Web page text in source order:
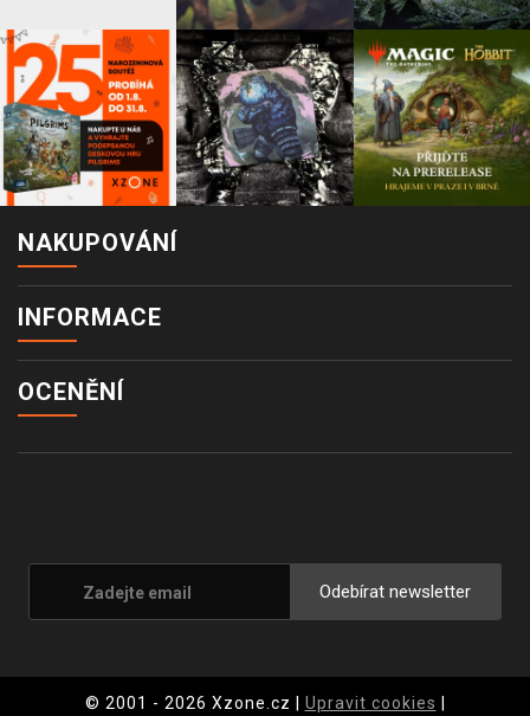
NAKUPOVÁNÍ
INFORMACE
OCENĚNÍ
Odebírat newsletter
© 2001 - 2026 Xzone.cz | Upravit cookies